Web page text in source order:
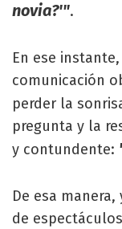
novia?'".
En ese
comunicación
perder la
pregunta y la
y contundente:
De esa
de